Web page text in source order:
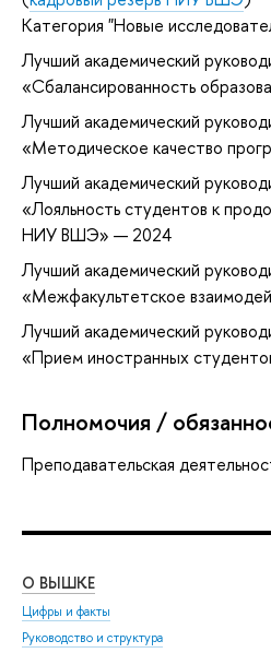
Категория "Новые
Лучший академический
«Сбалансированность
Лучший академический
«Методическое качество
Лучший академический
«Лояльность студентов к
НИУ ВШЭ» — 2024
Лучший академический
«Межфакультетское
Лучший академический
«Прием иностранных
Полномочия /
Преподавательская
О ВЫШКЕ
Цифры и факты
Руководство и структура